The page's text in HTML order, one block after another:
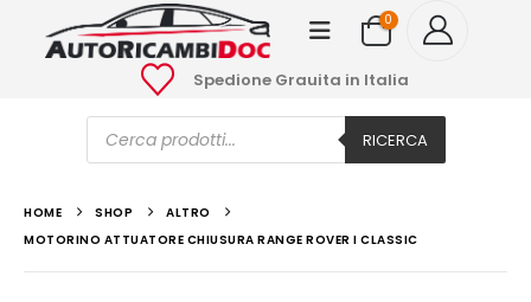
0
Spedione Grauita in Italia
Ricerca
prodotti RICERCA
HOME SHOP
ALTRO
MOTORINO ATTUATORE CHIUSURA RANGE ROVER I CLASSIC